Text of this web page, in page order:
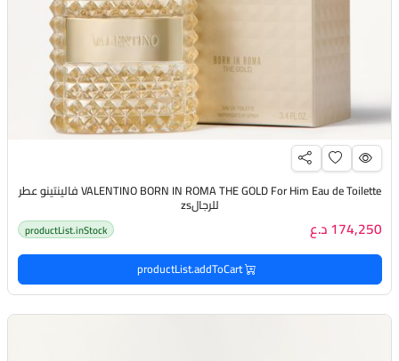
VALENTINO BORN IN ROMA THE GOLD For Him Eau de Toilette فالينتينو عطر
للرجالzs
174,250 د.ع productList.inStock
productList.addToCart